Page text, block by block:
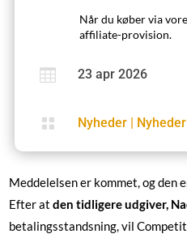
Når du køber via
affiliate-provision.
 23 apr 2026
 Nyheder |
Meddelelsen er kommet, og den
Efter atden tidligere udgiver,
betalingsstandsning, vil